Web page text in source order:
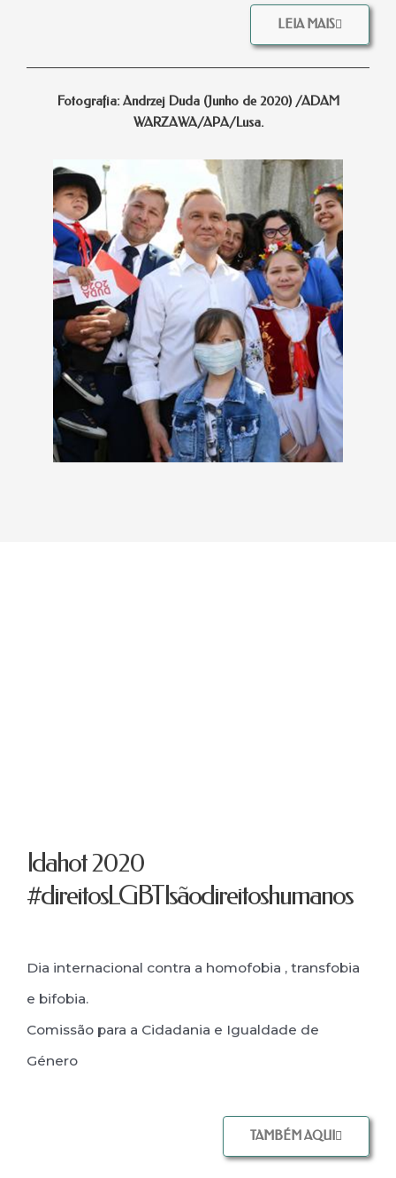
LEIA MAIS
Fotografia: Andrzej Duda (Junho de 2020) /ADAM
WARZAWA/APA/Lusa.
Idahot 2020
#direitosLGBTIsãodireitoshumanos
Dia internacional contra a homofobia , transfobia
e bifobia.
Comissão para a Cidadania e Igualdade de
Género
TAMBÉM AQUI